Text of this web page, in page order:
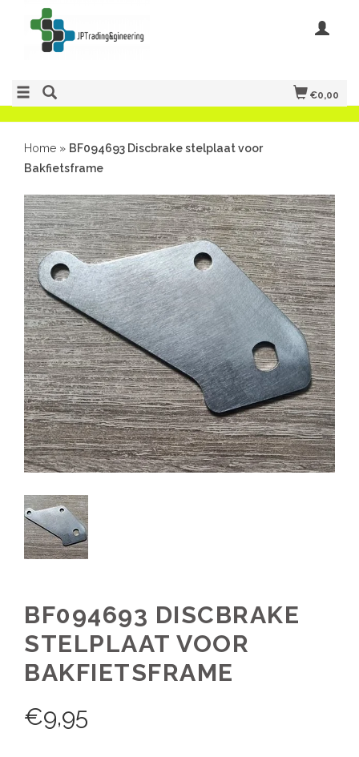
€0,00
Home » BF094693 Discbrake stelplaat voor
Bakfietsframe
BF094693 DISCBRAKE
STELPLAAT VOOR
BAKFIETSFRAME
€9,95